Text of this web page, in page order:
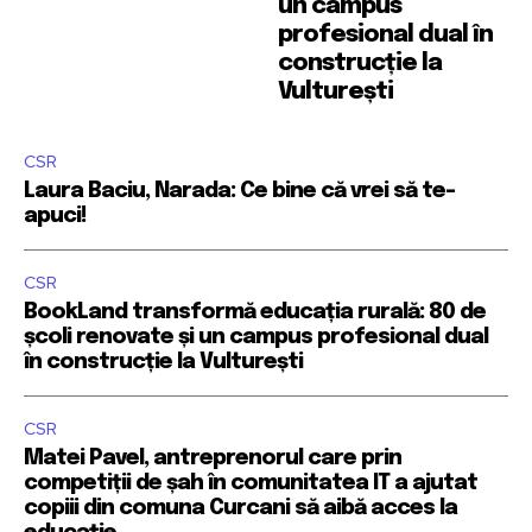
un campus
profesional dual în
construcție la
Vulturești
CSR
Laura Baciu, Narada: Ce bine că vrei să te-
apuci!
CSR
BookLand transformă educația rurală: 80 de
școli renovate și un campus profesional dual
în construcție la Vulturești
CSR
Matei Pavel, antreprenorul care prin
competiții de șah în comunitatea IT a ajutat
copiii din comuna Curcani să aibă acces la